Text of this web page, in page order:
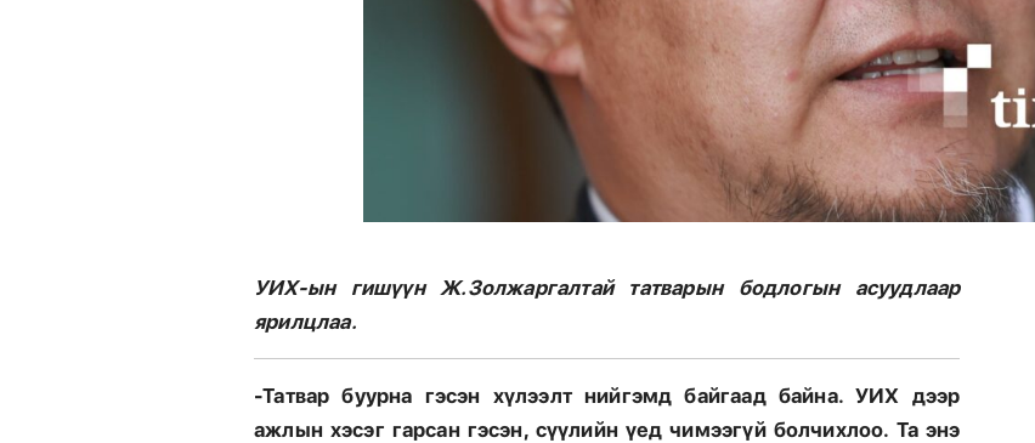
УИХ-ын гишүүн Ж.Золжаргалтай татварын бодлогын асуудлаар
ярилцлаа.
-Татвар буурна гэсэн хүлээлт нийгэмд байгаад байна. УИХ дээр
ажлын хэсэг гарсан гэсэн, сүүлийн үед чимээгүй болчихлоо. Та энэ